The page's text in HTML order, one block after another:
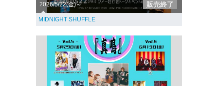
2026/5/22(金)～ 販売終了
MIDNIGHT SHUFFLE